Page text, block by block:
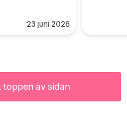
23 juni 2026
av sidan